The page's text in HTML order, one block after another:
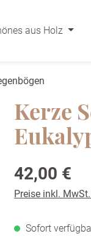
aus Holz
Kerze
Regulärer Preis:
42,00 €
Preise inkl.
Sofort